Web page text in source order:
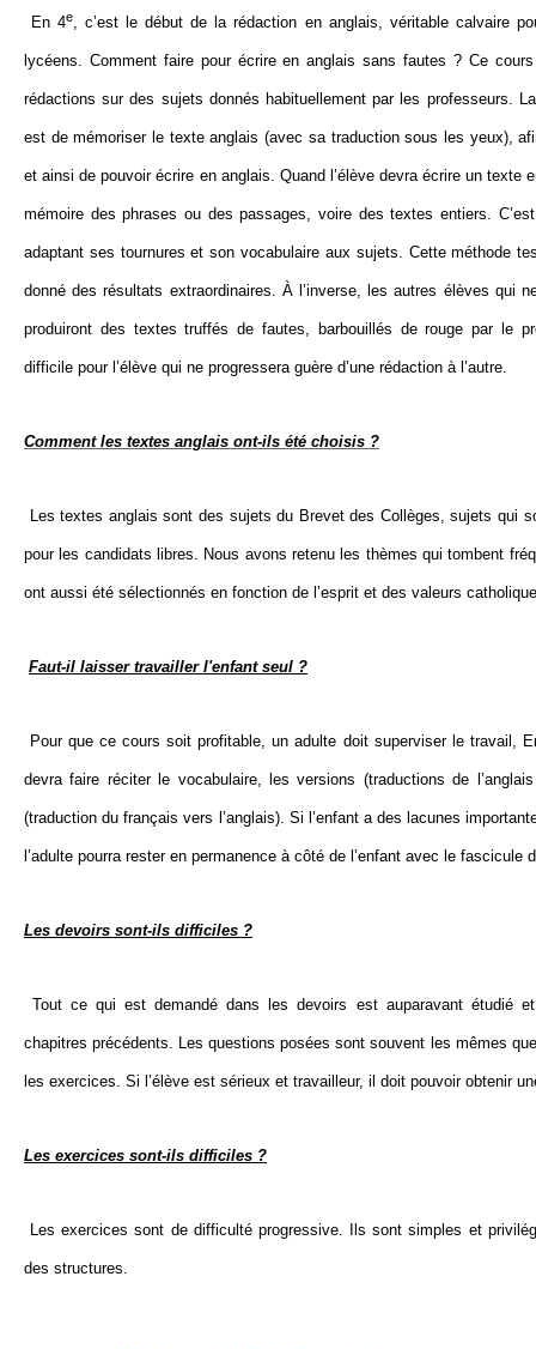
En 4e, c’est le début de la rédaction en anglais, véritable calvaire
lycéens. Comment faire pour écrire en anglais sans fautes ? Ce
rédactions sur des sujets donnés habituellement par les professeurs.
est de mémoriser le texte anglais (avec sa traduction sous les yeux),
et ainsi de pouvoir écrire en anglais. Quand l’élève devra écrire un texte
mémoire des phrases ou des passages, voire des textes entiers.
adaptant ses tournures et son vocabulaire aux sujets. Cette méthode
donné des résultats extraordinaires. À l’inverse, les autres élèves qui
produiront des textes truffés de fautes, barbouillés de rouge par le
difficile pour l’élève qui ne progressera guère d’une rédaction à l’autre.
Comment les textes anglais ont-ils été choisis ?
Les textes anglais sont des sujets du Brevet des Collèges, sujets qui
pour les candidats libres. Nous avons retenu les thèmes qui tombent
ont aussi été sélectionnés en fonction de l’esprit et des valeurs
Faut-il laisser travailler l'enfant seul ?
Pour que ce cours soit profitable, un adulte doit superviser le travail,
devra faire réciter le vocabulaire, les versions (traductions de
(traduction du français vers l’anglais). Si l’enfant a des lacunes
l’adulte pourra rester en permanence à côté de l’enfant avec le fascicule
Les devoirs sont-ils difficiles ?
Tout ce qui est demandé dans les devoirs est auparavant étudié
chapitres précédents. Les questions posées sont souvent les mêmes
les exercices. Si l’élève est sérieux et travailleur, il doit pouvoir obtenir
Les exercices sont-ils difficiles ?
Les exercices sont de difficulté progressive. Ils sont simples et
des structures.